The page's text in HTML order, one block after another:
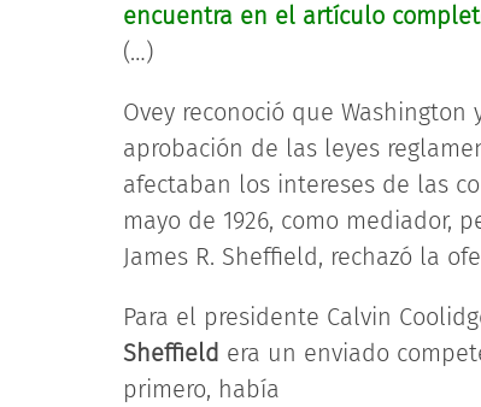
encuentra en el artículo
(…)
Ovey reconoció que
aprobación de las leyes
afectaban los intereses de las
mayo de 1926, como mediador,
James R. Sheffield, rechazó la
Para el presidente Calvin
Sheffield era un enviado
primero, había